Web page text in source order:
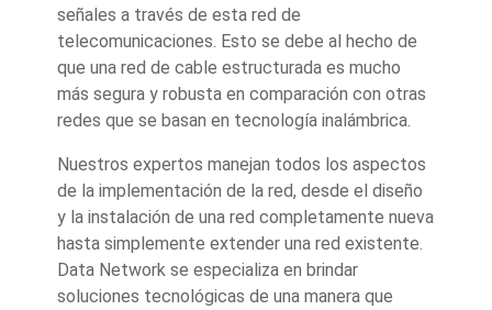
señales a través de esta red de
telecomunicaciones. Esto se debe al hecho de
que una red de cable estructurada es mucho
más segura y robusta en comparación con otras
redes que se basan en tecnología inalámbrica.
Nuestros expertos manejan todos los aspectos
de la implementación de la red, desde el diseño
y la instalación de una red completamente nueva
hasta simplemente extender una red existente.
Data Network se especializa en brindar
soluciones tecnológicas de una manera que